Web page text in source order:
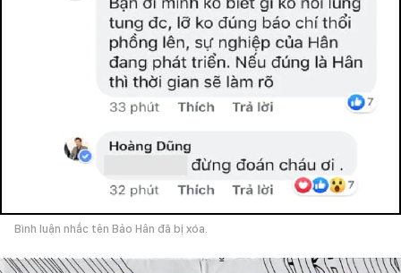
Bình luận nhắc tên Bảo Hân đã bị xóa.